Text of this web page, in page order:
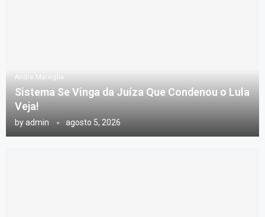
Andre Marsiglia
Sistema Se Vinga da Juíza Que Condenou o Lula
Veja!
byadmin agosto 5, 2026